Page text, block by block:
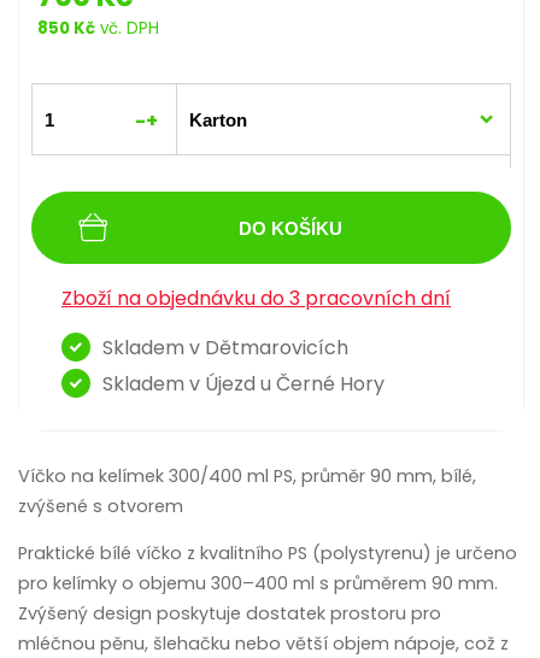
850 Kč vč. DPH
-+
DO KOŠÍKU
Zboží na objednávku do 3 pracovních dní
Skladem v Dětmarovicích
Skladem v Újezd u Černé Hory
Víčko na kelímek 300/400 ml PS, průměr 90 mm, bílé,
zvýšené s otvorem
Praktické bílé víčko z kvalitního PS (polystyrenu) je určeno
pro kelímky o objemu 300–400 ml s průměrem 90 mm.
Zvýšený design poskytuje dostatek prostoru pro
mléčnou pěnu, šlehačku nebo větší objem nápoje, což z